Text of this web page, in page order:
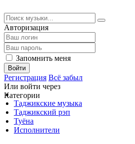
Авторизация
Запомнить меня
Войти
Регистрация Всё забыл
Или войти через
Категории
Таджикские музыка
Таджикский рэп
Туёна
Исполнители